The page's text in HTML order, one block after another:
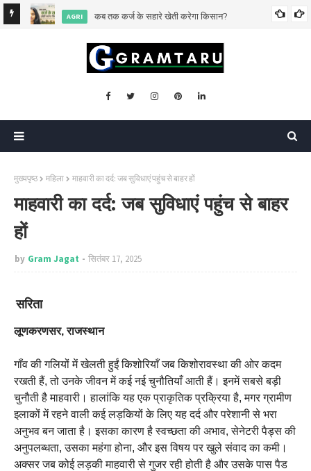
AGRI कब तक कर्ज के सहारे खेती करेगा किसान?
मुख्यपृष्ठ महिला माहवारी का दर्द: जब सुविधाएं पहुंच से बाहर हों
माहवारी का दर्द: जब सुविधाएं पहुंच से बाहर
हों
by Gram Jagat सितंबर 17, 2025
सरिता
लूणकरणसर, राजस्थान
गाँव की गलियों में खेलती हुईं किशोरियाँ जब किशोरावस्था की ओर कदम
रखती हैं, तो उनके जीवन में कई नई चुनौतियाँ आती हैं। इनमें सबसे बड़ी
चुनौती है माहवारी। हालांकि यह एक प्राकृतिक प्रक्रिया है, मगर ग्रामीण
इलाकों में रहने वाली कई लड़कियों के लिए यह दर्द और परेशानी से भरा
अनुभव बन जाता है। इसका कारण है स्वच्छता की अभाव, सेनेटरी पैड्स की
अनुपलब्धता, उसका महंगा होना, और इस विषय पर खुले संवाद का कमी।
अक्सर जब कोई लड़की माहवारी से गुजर रही होती है और उसके पास पैड